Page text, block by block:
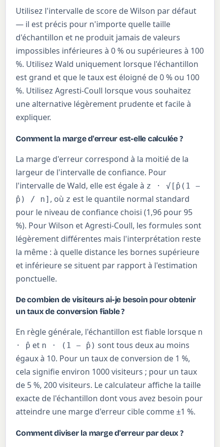
Utilisez l'intervalle de score de Wilson par défaut
— il est précis pour n'importe quelle taille
d'échantillon et ne produit jamais de valeurs
impossibles inférieures à 0 % ou supérieures à 100
%. Utilisez Wald uniquement lorsque l'échantillon
est grand et que le taux est éloigné de 0 % ou 100
%. Utilisez Agresti-Coull lorsque vous souhaitez
une alternative légèrement prudente et facile à
expliquer.
Comment la marge d'erreur est-elle calculée ?
La marge d'erreur correspond à la moitié de la
largeur de l'intervalle de confiance. Pour
l'intervalle de Wald, elle est égale à z · √[p̂(1 −
p̂) / n] , où z est le quantile normal standard
pour le niveau de confiance choisi (1,96 pour 95
%). Pour Wilson et Agresti-Coull, les formules sont
légèrement différentes mais l'interprétation reste
la même : à quelle distance les bornes supérieure
et inférieure se situent par rapport à l'estimation
ponctuelle.
De combien de visiteurs ai-je besoin pour obtenir
un taux de conversion fiable ?
En règle générale, l'échantillon est fiable lorsque n
· p̂ et n · (1 − p̂) sont tous deux au moins
égaux à 10. Pour un taux de conversion de 1 %,
cela signifie environ 1000 visiteurs ; pour un taux
de 5 %, 200 visiteurs. Le calculateur affiche la taille
exacte de l'échantillon dont vous avez besoin pour
atteindre une marge d'erreur cible comme ±1 %.
Comment diviser la marge d'erreur par deux ?